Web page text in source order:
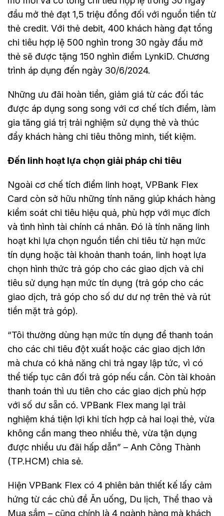
đầu mở thẻ đạt 1,5 triệu đồng đối với nguồn tiền từ
thẻ credit. Với thẻ debit, 400 khách hàng đạt tổng
chi tiêu hợp lệ 500 nghìn trong 30 ngày đầu mở
thẻ sẽ được tặng 150 nghìn điểm LynkiD. Chương
trình áp dụng đến ngày 30/6/2024.
Những ưu đãi hoàn tiền, giảm giá từ các đối tác
được áp dụng song song với cơ chế tích điểm, làm
gia tăng giá trị trải nghiệm sử dụng thẻ và thúc
đẩy khách hàng chi tiêu thông minh, tiết kiệm.
Đến linh hoạt lựa chọn giải pháp chi tiêu
Ngoài cơ chế tích điểm linh hoạt, VPBank Flex
Card còn sở hữu những tính năng giúp khách hàng
kiểm soát chi tiêu hiệu quả, phù hợp với mục đích
và tình hình tài chính cá nhân. Đó là tính năng linh
hoạt khi lựa chọn nguồn tiền chi tiêu từ hạn mức
tín dụng hoặc tài khoản thanh toán, linh hoạt lựa
chọn hình thức trả góp cho các giao dịch và chi
tiêu sử dụng hạn mức tín dụng (trả góp cho các
giao dịch, trả góp cho số dư dư nợ trên thẻ và rút
tiền mặt trả góp).
“Tôi thường dùng hạn mức tín dụng để thanh toán
cho các chi tiêu đột xuất hoặc các giao dịch lớn
mà chưa có khả năng chi trả ngay lập tức, vì có
thể tiếp tục cân đối trả góp nếu cần. Còn tài khoản
thanh toán thì ưu tiên cho các giao dịch phù hợp
với số dư sẵn có. VPBank Flex mang lại trải
nghiệm khá tiện lợi khi tích hợp cả hai loại thẻ, vừa
không cần mang theo nhiều thẻ, vừa tận dụng
được nhiều ưu đãi hấp dẫn” – Anh Công Thành
(TP.HCM) chia sẻ.
Hiện VPBank Flex có 4 phiên bản thiết kế lấy cảm
hứng từ các chủ đề Ăn uống, Du lịch, Thể thao và
Mua sắm – cũng chính là 4 ngành hàng mà khách